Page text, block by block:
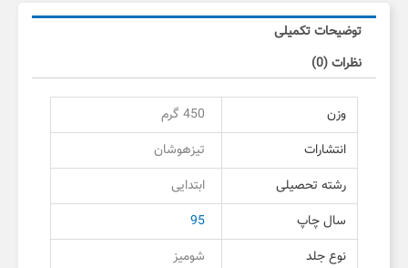
توضیحات تکمیلی
نظرات (0)
وزن
450 گرم
انتشارات
تیزهوشان
رشته تحصیلی
ابتدایی
سال چاپ
95
نوع جلد
شومیز